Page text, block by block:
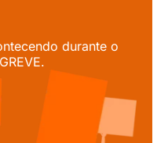
durante o